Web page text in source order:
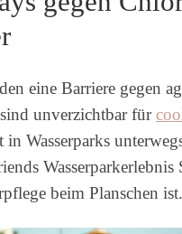
eine Barriere gegen
unverzichtbar für
in Wasserparks
Wasserparkerlebnis
beim Planschen ist.